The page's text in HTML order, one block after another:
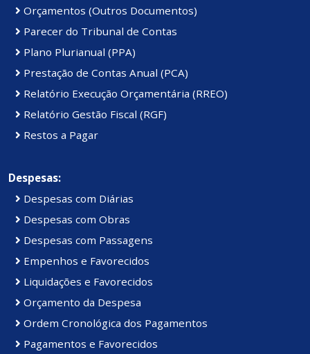
Orçamentos (Outros Documentos)
Parecer do Tribunal de Contas
Plano Plurianual (PPA)
Prestação de Contas Anual (PCA)
Relatório Execução Orçamentária (RREO)
Relatório Gestão Fiscal (RGF)
Restos a Pagar
Despesas:
Despesas com Diárias
Despesas com Obras
Despesas com Passagens
Empenhos e Favorecidos
Liquidações e Favorecidos
Orçamento da Despesa
Ordem Cronológica dos Pagamentos
Pagamentos e Favorecidos